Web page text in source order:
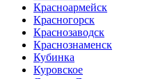
Красноармейск
Красногорск
Краснозаводск
Краснознаменск
Кубинка
Куровское